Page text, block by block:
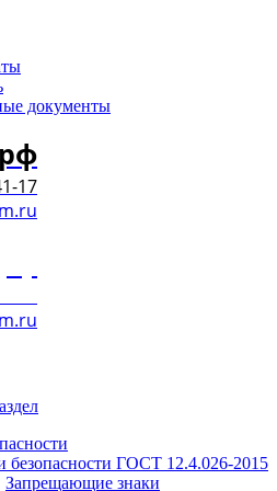
документы
17
безопасности ГОСТ 12.4.026-2015
Запрещающие знаки